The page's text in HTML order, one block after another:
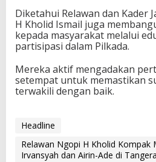
Diketahui Relawan dan Kader
H Kholid Ismail juga
kepada masyarakat melalui
partisipasi dalam Pilkada.
Mereka aktif mengadakan
setempat untuk memastikan
terwakili dengan baik.
Headline
Relawan Ngopi H Kholid Kompak
Irvansyah dan Airin-Ade di